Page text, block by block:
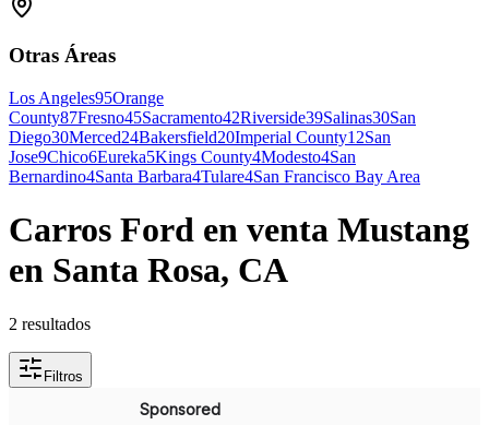
Otras Áreas
Los Angeles95Orange
County87Fresno45Sacramento42Riverside39Salinas30San
Diego30Merced24Bakersfield20Imperial County12San
Jose9Chico6Eureka5Kings County4Modesto4San
Bernardino4Santa Barbara4Tulare4San Francisco Bay Area
Carros Ford en venta Mustang
en Santa Rosa, CA
2 resultados
Filtros